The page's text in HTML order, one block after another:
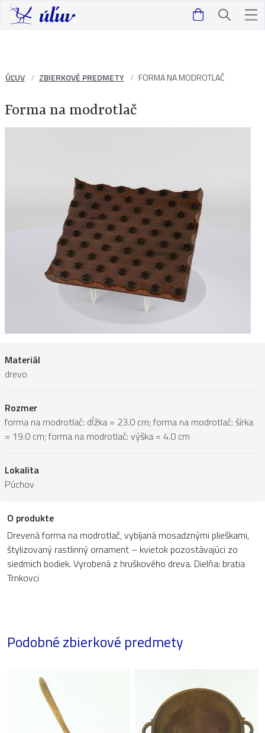
ÚĽUV ZBIERKOVÉ PREDMETY FORMA NA MODROTLAČ
Forma na modrotlač
Materiál
drevo
Rozmer
forma na modrotlač: dĺžka = 23.0 cm; forma na modrotlač: šírka
= 19.0 cm; forma na modrotlač: výška = 4.0 cm
Lokalita
Púchov
O produkte
Drevená forma na modrotlač, vybíjaná mosadznými plieškami,
štylizovaný rastlinný ornament – kvietok pozostávajúci zo
siedmich bodiek. Vyrobená z hruškového dreva. Dielňa: bratia
Trnkovci
Podobné zbierkové predmety